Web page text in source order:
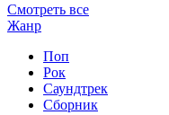
Смотреть все
Жанр
Поп
Рок
Саундтрек
Сборник